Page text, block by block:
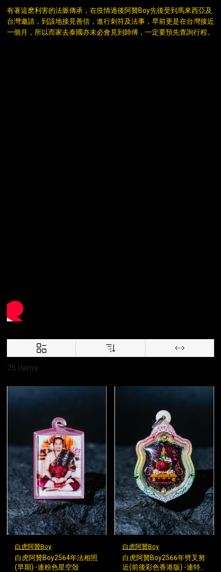
有著這麽利害的法脈傳承，在疫情過後阿贊Boy先後受到馬來西亞及
台灣邀請，到該地接見善信，進行刺符及法事，早前更是在台灣接近
一個月，所以而家去泰國亦未必會見到師傅，一定要預先查詢行程。
75 Items
白虎阿贊Boy
白虎阿贊Boy2564年法相照
(早期) -連粉色星空殼
白虎阿贊Boy
白虎阿贊Boy2566年劈叉努
近(前後彩色香港版) -連特